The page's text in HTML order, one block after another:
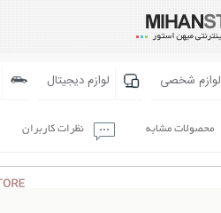
لوازم شخصی لوازم دیجیتال
محصولات مشابه نظرات کاربران